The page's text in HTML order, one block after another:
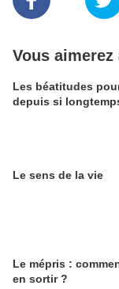
Vous aimerez
Les béatitudes
depuis si
Le sens de la vie
Le mépris :
en sortir ?